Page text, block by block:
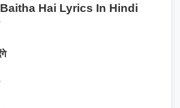
Hai Lyrics In Hindi